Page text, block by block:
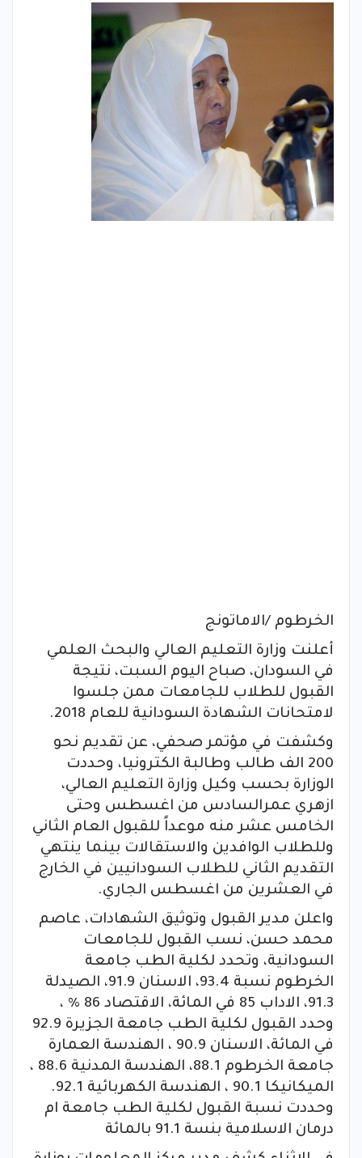
الخرطوم /الاماتونج
أعلنت وزارة التعليم العالي والبحث العلمي
في السودان، صباح اليوم السبت، نتيجة
القبول للطلاب للجامعات ممن جلسوا
لامتحانات الشهادة السودانية للعام 2018.
وكشفت في مؤتمر صحفي، عن تقديم نحو
200 الف طالب وطالبة الكترونيا، وحددت
الوزارة بحسب وكيل وزارة التعليم العالي،
ازهري عمرالسادس من اغسطس وحتى
الخامس عشر منه موعداً للقبول العام الثاني
وللطلاب الوافدين والاستقالات بينما ينتهي
التقديم الثاني للطلاب السودانيين في الخارج
في العشرين من اغسطس الجاري.
واعلن مدير القبول وتوثيق الشهادات، عاصم
محمد حسن، نسب القبول للجامعات
السودانية، وتحدد لكلية الطب جامعة
الخرطوم نسبة 93.4، الاسنان 91.9، الصيدلة
91.3، الاداب 85 في المائة، الاقتصاد 86 % ،
وحدد القبول لكلية الطب جامعة الجزيرة 92.9
في المائة، الاسنان 90.9 ، الهندسة العمارة
جامعة الخرطوم 88.1، الهندسة المدنية 88.6 ،
الميكانيكا 90.1 ، الهندسة الكهربائية 92.1.
وحددت نسبة القبول لكلية الطب جامعة ام
درمان الاسلامية بنسة 91.1 بالمائة